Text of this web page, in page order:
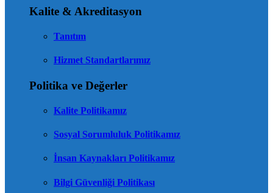
Kalite & Akreditasyon
Tanıtım
Hizmet Standartlarımız
Politika ve Değerler
Kalite Politikamız
Sosyal Sorumluluk Politikamız
İnsan Kaynakları Politikamız
Bilgi Güvenliği Politikası